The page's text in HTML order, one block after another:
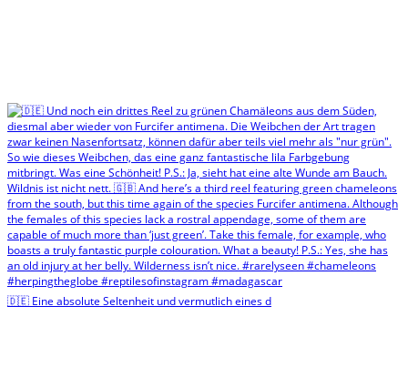
🇩🇪 Eine absolute Seltenheit und vermutlich eines d